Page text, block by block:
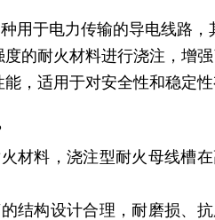
用于电力传输的导电线路
的耐火材料进行浇注，增
，适用于对安全性和稳定性
材料，浇注型耐火母线槽
结构设计合理，耐磨损、